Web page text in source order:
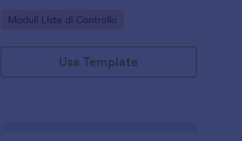
agenzie e gestione immobiliare che
Jotform.
Go to Category:
Moduli Liste di Controllo
Usa Template